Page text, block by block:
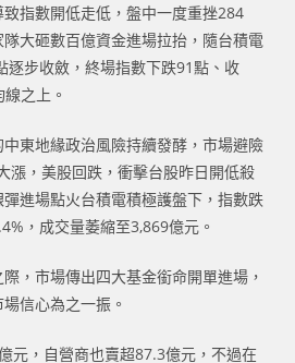
指數開低走低，盤中一度重挫284
大砸數百億資金進場拉抬，隨台積電
逐步收斂，終場指數下跌91點、收
之上。
東地緣政治風險持續發酵，市場避險
漲，美股回跌，衝擊台股昨日開低殺
進場點火台積電積極護盤下，指數跌
，成交量萎縮至3,869億元。
，市場傳出四大基金銜命開單進場，
信心為之一振。
元，自營商也賣超87.3億元，不過在